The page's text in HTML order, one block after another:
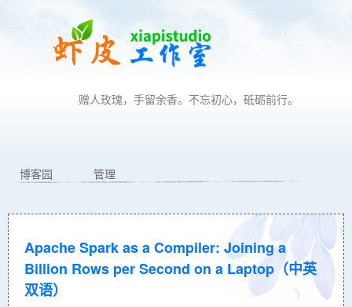
赠人玫瑰，手留余香。不忘初心，砥砺前行。
博客园 管理
Apache Spark as a Compiler: Joining a
Billion Rows per Second on a Laptop（中英
双语）